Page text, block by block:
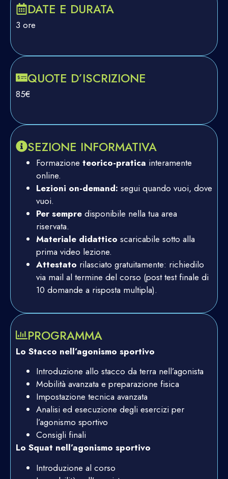
DATE E DURATA
3 ore
QUOTE D’ISCRIZIONE
85€
SEZIONE INFORMATIVA
Formazione teorico-pratica interamente
online.
Lezioni on-demand: segui quando vuoi, dove
vuoi.
Per sempre disponibile nella tua area
riservata.
Materiale didattico scaricabile sotto alla
prima video lezione.
Attestato rilasciato gratuitamente: richiedilo
via mail al termine del corso (post test finale di
10 domande a risposta multipla).
PROGRAMMA
Lo Stacco nell’agonismo sportivo
Introduzione allo stacco da terra nell’agonista
Mobilità avanzata e preparazione fisica
Impostazione tecnica avanzata
Analisi ed esecuzione degli esercizi per
l’agonismo sportivo
Consigli finali
Lo Squat nell’agonismo sportivo
Introduzione al corso